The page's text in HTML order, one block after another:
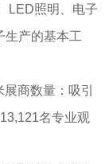
LED照明、电子
生产的基本工
商数量：吸引
名专业观